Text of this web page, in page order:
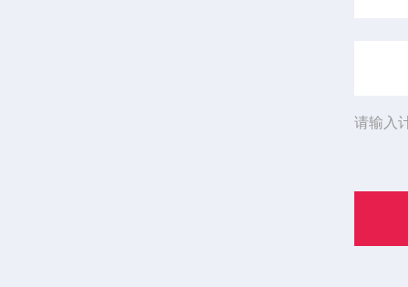
请输入